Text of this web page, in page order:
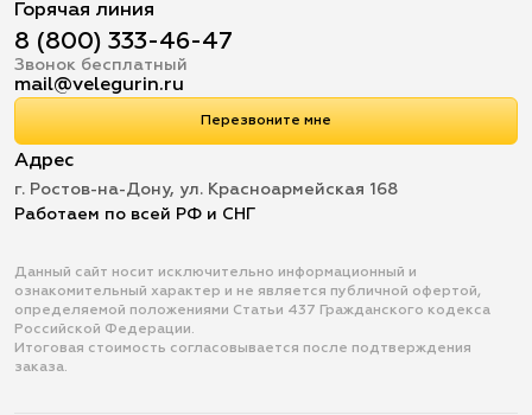
Горячая линия
8 (800) 333-46-47
Звонок бесплатный
mail@velegurin.ru
Перезвоните мне
Адрес
г. Ростов-на-Дону, ул. Красноармейская 168
Работаем по всей РФ и СНГ
Данный сайт носит исключительно информационный и
ознакомительный характер и не является публичной офертой,
определяемой положениями Статьи 437 Гражданского кодекса
Российской Федерации.
Итоговая стоимость согласовывается после подтверждения
заказа.